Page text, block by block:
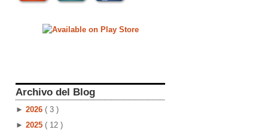
Archivo del Blog
► 2026 ( 3 )
► 2025 ( 12 )